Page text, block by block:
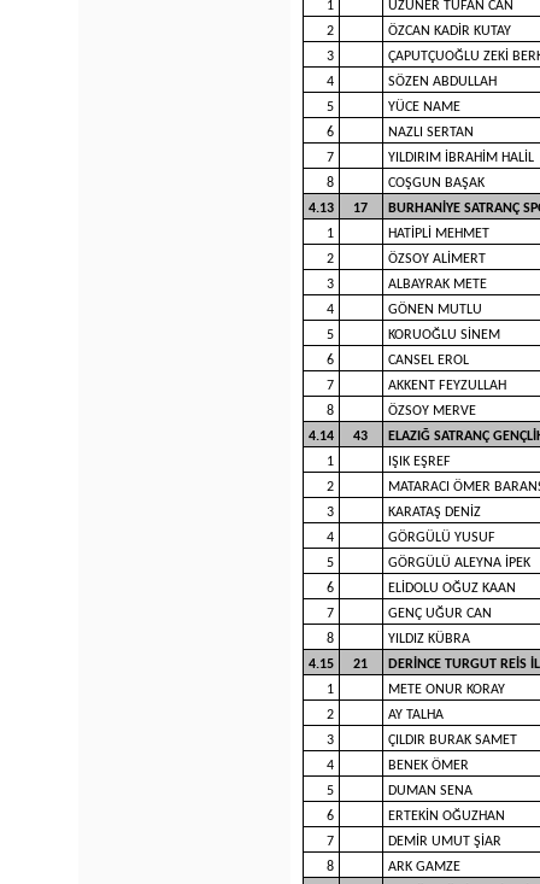
1
UZUNER TUFAN CAN
2
ÖZCAN KADİR KUTAY
3
ÇAPUTÇUOĞLU ZEKİ
4
SÖZEN ABDULLAH
5
YÜCE NAME
6
NAZLI SERTAN
7
YILDIRIM İBRAHİM HALİL
8
COŞGUN BAŞAK
4.13
17
BURHANİYE SATRANÇ
1
HATİPLİ MEHMET
2
ÖZSOY ALİMERT
3
ALBAYRAK METE
4
GÖNEN MUTLU
5
KORUOĞLU SİNEM
6
CANSEL EROL
7
AKKENT FEYZULLAH
8
ÖZSOY MERVE
4.14
43
ELAZIĞ SATRANÇ
1
IŞIK EŞREF
2
MATARACI ÖMER
3
KARATAŞ DENİZ
4
GÖRGÜLÜ YUSUF
5
GÖRGÜLÜ ALEYNA İPEK
6
ELİDOLU OĞUZ KAAN
7
GENÇ UĞUR CAN
8
YILDIZ KÜBRA
4.15
21
DERİNCE TURGUT REİS
1
METE ONUR KORAY
2
AY TALHA
3
ÇILDIR BURAK SAMET
4
BENEK ÖMER
5
DUMAN SENA
6
ERTEKİN OĞUZHAN
7
DEMİR UMUT ŞİAR
8
ARK GAMZE